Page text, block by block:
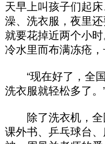
天早上叫孩子们起
澡、洗衣服，夜里
就要花掉近两个小
冷水里而布满冻疮，
“现在好了，全国
洗衣服就轻松多了。
除了洗衣机，全
课外书、乒乓球台